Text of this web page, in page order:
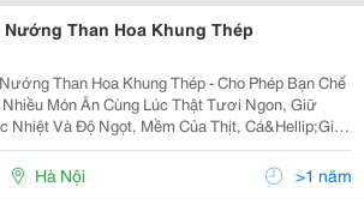
Nướng Than Hoa Khung Thép
Than Hoa Khung Thép - Cho Phép Bạn Chế
Nhiều Món Ăn Cùng Lúc Thật Tươi Ngon, Giữ
Nhiệt Và Độ Ngọt, Mềm Của Thịt, Cá&Hellip;Giá
Lh: 0923.555.772 - 0975.928.220 Đ/C: Số
116 Ngõ 245 Định Công. Nhận Ship Hàng. Hay
Hà Nội >1 năm